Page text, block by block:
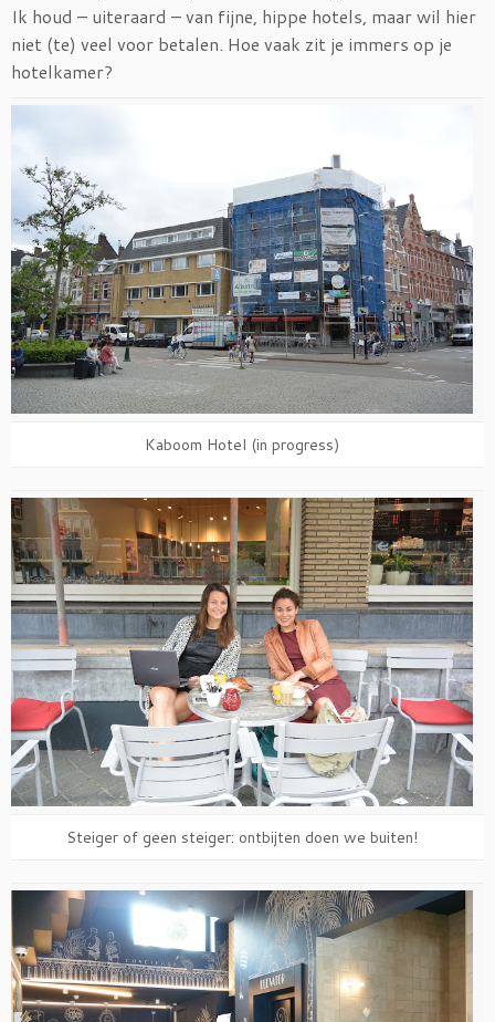
Ik houd – uiteraard – van fijne, hippe hotels, maar wil hier
niet (te) veel voor betalen. Hoe vaak zit je immers op je
hotelkamer?
Kaboom Hotel (in progress)
Steiger of geen steiger: ontbijten doen we buiten!